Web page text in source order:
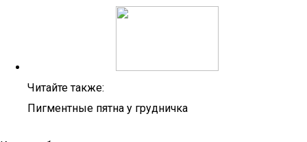
Читайте также:
Пигментные пятна у грудничка